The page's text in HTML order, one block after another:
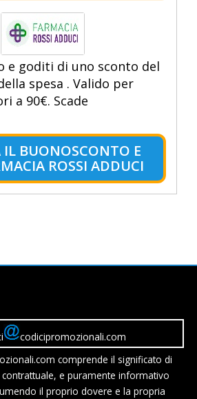
e goditi di uno sconto del
spesa . Valido per
a 90€. Scade
IL BUONOSCONTO E
ROSSI ADDUCI
codicipromozionali.com
comprende il significato di
e puramente informativo
il proprio dovere e la propria